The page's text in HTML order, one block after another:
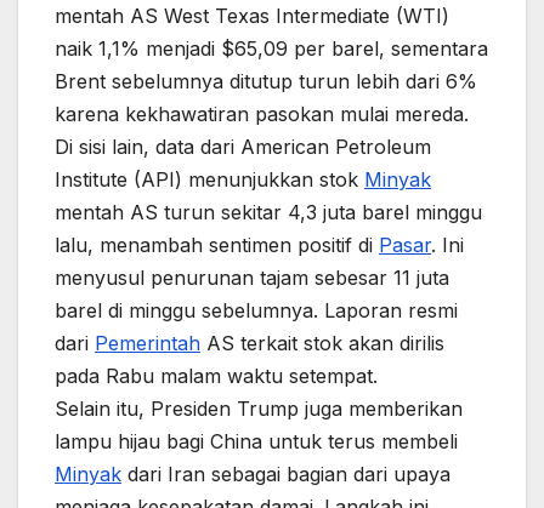
mentah AS West Texas Intermediate (WTI)
naik 1,1% menjadi $65,09 per barel, sementara
Brent sebelumnya ditutup turun lebih dari 6%
karena kekhawatiran pasokan mulai mereda.
Di sisi lain, data dari American Petroleum
Institute (API) menunjukkan stok Minyak
mentah AS turun sekitar 4,3 juta barel minggu
lalu, menambah sentimen positif di Pasar. Ini
menyusul penurunan tajam sebesar 11 juta
barel di minggu sebelumnya. Laporan resmi
dari Pemerintah AS terkait stok akan dirilis
pada Rabu malam waktu setempat.
Selain itu, Presiden Trump juga memberikan
lampu hijau bagi China untuk terus membeli
Minyak dari Iran sebagai bagian dari upaya